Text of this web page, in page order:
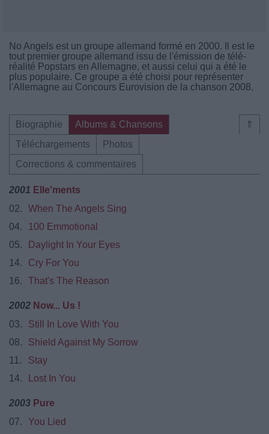
No Angels est un groupe allemand formé en 2000. Il est le
tout premier groupe allemand issu de l'émission de télé-
réalité Popstars en Allemagne, et aussi celui qui a été le
plus populaire. Ce groupe a été choisi pour représenter
l'Allemagne au Concours Eurovision de la chanson 2008.
⇑
Biographie
Albums & Chansons
Téléchargements
Photos
Corrections & commentaires
2001 Elle'ments
02.
When The Angels Sing
04.
100 Emmotional
05.
Daylight In Your Eyes
14.
Cry For You
16.
That's The Reason
2002 Now... Us !
03.
Still In Love With You
08.
Shield Against My Sorrow
11.
Stay
14.
Lost In You
2003 Pure
07.
You Lied